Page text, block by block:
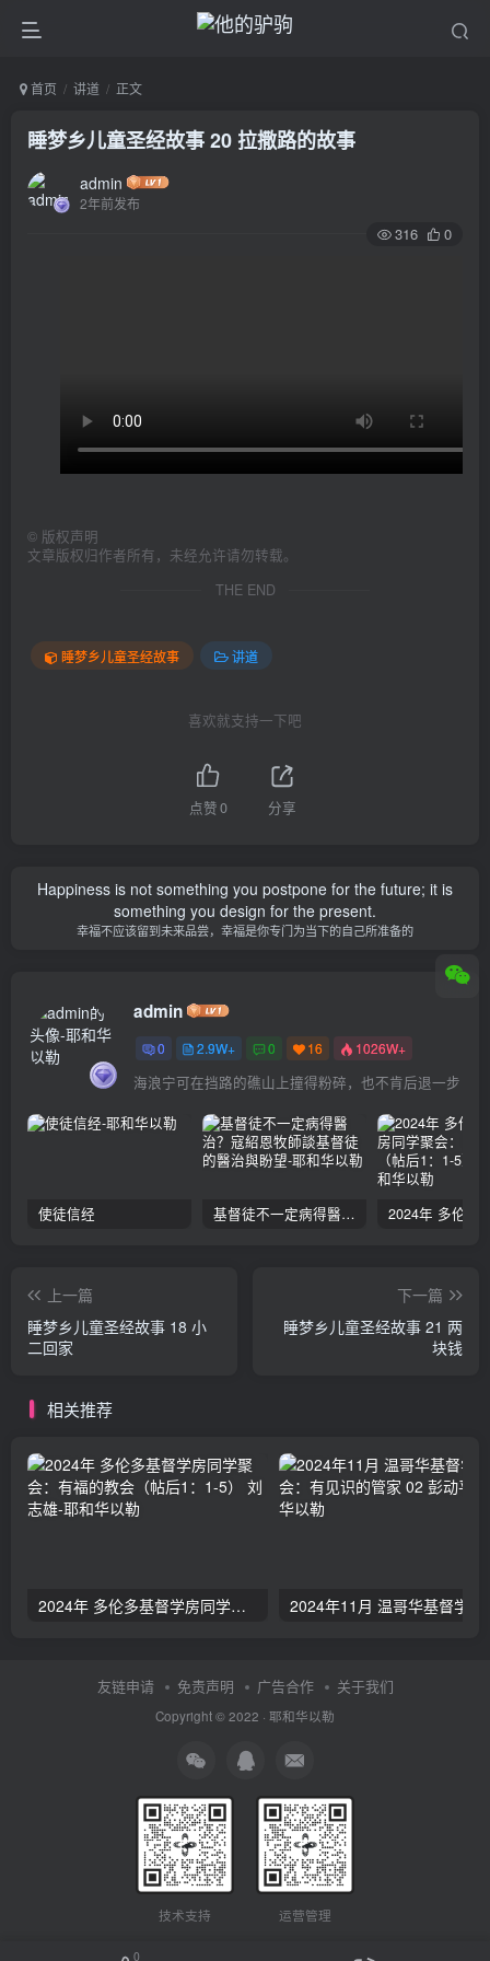
首页 讲道 正文
睡梦乡儿童圣经故事 20 拉撒路的故事
admin
2年前发布
316 0
© 版权声明
文章版权归作者所有，未经允许请勿转载。
THE END
睡梦乡儿童圣经故事 讲道
喜欢就支持一下吧
点赞0 分享
Happiness is not something you postpone for the future; it is
something you design for the present.
幸福不应该留到未来品尝，幸福是你专门为当下的自己所准备的
admin
0 2.9W+ 0 16 1026W+
海浪宁可在挡路的礁山上撞得粉碎，也不肯后退一步
使徒信经 基督徒不一定病得醫治？寇紹恩牧師談基督徒的醫治與盼望
上一篇
睡梦乡儿童圣经故事 18 小
二回家
下一篇
睡梦乡儿童圣经故事 21 两
块钱
相关推荐
2024年 多伦多基督学房同学聚会：有福的教会（帖后1：1-5） 刘志雄
友链申请 免责声明 广告合作 关于我们
Copyright © 2022 · 耶和华以勒
技术支持 运营管理
0